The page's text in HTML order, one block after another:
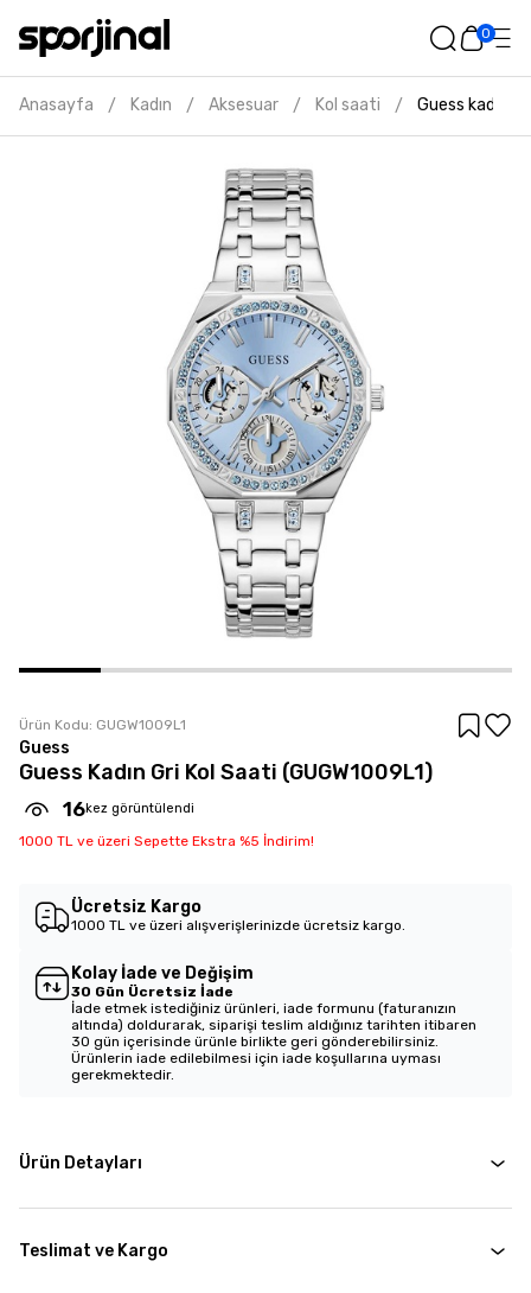
0
Anasayfa / Kadın / Aksesuar / Kol saati / Guess kadın
Ürün Kodu: GUGW1009L1
Guess
Guess Kadın Gri Kol Saati (GUGW1009L1)
16kez görüntülendi
1000 TL ve üzeri Sepette Ekstra %5 İndirim!
Ücretsiz Kargo
1000 TL ve üzeri alışverişlerinizde ücretsiz kargo.
Kolay İade ve Değişim
30 Gün Ücretsiz İade
İade etmek istediğiniz ürünleri, iade formunu (faturanızın
altında) doldurarak, siparişi teslim aldığınız tarihten itibaren
30 gün içerisinde ürünle birlikte geri gönderebilirsiniz.
Ürünlerin iade edilebilmesi için iade koşullarına uyması
gerekmektedir.
Ürün Detayları
Teslimat ve Kargo